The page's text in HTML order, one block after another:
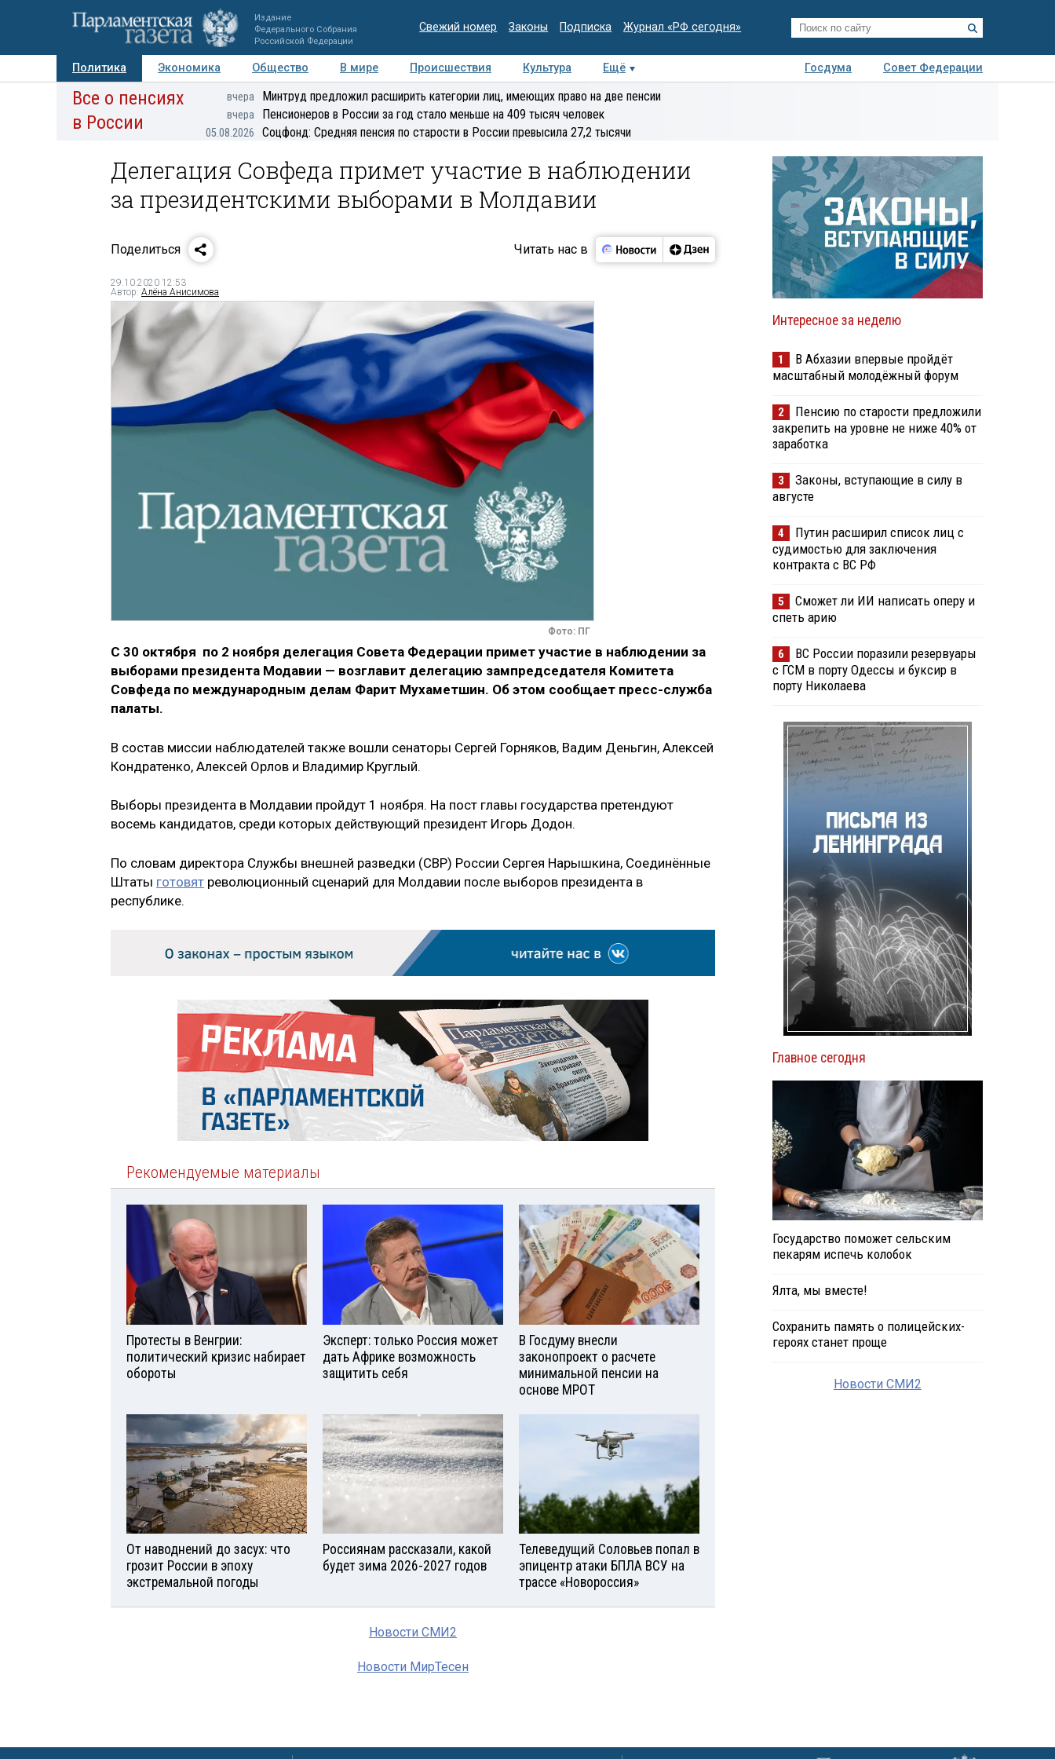
Издание
Федерального Собрания
Российской Федерации
Свежий номер Законы Подписка Журнал «РФ сегодня»
Политика Экономика Общество В мире Происшествия Культура Ещё Госдума
Совет Федерации
Авторы Персоны Мнения Регионы Медиацентр Интервью Колумнисты
Деловая
Все о пенсиях
в России
вчера Минтруд предложил расширить категории лиц, имеющих право на две пенсии
вчера Пенсионеров в России за год стало меньше на 409 тысяч человек
05.08.2026 Соцфонд: Средняя пенсия по старости в России превысила 27,2 тысячи
Делегация Совфеда примет участие в наблюдении
за президентскими выборами в Молдавии
Поделиться Читать нас в
29.10.2020 12:53
Автор: Алёна Анисимова
Фото: ПГ
С 30 октября по 2 ноября делегация Совета Федерации примет участие в наблюдении за
выборами президента Модавии — возглавит делегацию зампредседателя Комитета
Совфеда по международным делам Фарит Мухаметшин. Об этом сообщает пресс-служба
палаты.
В состав миссии наблюдателей также вошли сенаторы Сергей Горняков, Вадим Деньгин, Алексей
Кондратенко, Алексей Орлов и Владимир Круглый.
Выборы президента в Молдавии пройдут 1 ноября. На пост главы государства претендуют
восемь кандидатов, среди которых действующий президент Игорь Додон.
По словам директора Службы внешней разведки (СВР) России Сергея Нарышкина, Соединённые
Штаты готовят революционный сценарий для Молдавии после выборов президента в
республике.
Рекомендуемые материалы
Протесты в Венгрии:
политический кризис набирает
обороты
Эксперт: только Россия может
дать Африке возможность
защитить себя
В Госдуму внесли
законопроект о расчете
минимальной пенсии на
основе МРОТ
От наводнений до засух: что
грозит России в эпоху
экстремальной погоды
Россиянам рассказали, какой
будет зима 2026-2027 годов
Телеведущий Соловьев попал в
эпицентр атаки БПЛА ВСУ на
трассе «Новороссия»
Новости СМИ2
Новости МирТесен
Интересное за неделю
1
В Абхазии впервые пройдёт
масштабный молодёжный форум
2
Пенсию по старости предложили
закрепить на уровне не ниже 40% от
заработка
3
Законы, вступающие в силу в
августе
4
Путин расширил список лиц с
судимостью для заключения
контракта с ВС РФ
5
Сможет ли ИИ написать оперу и
спеть арию
6
ВС России поразили резервуары
с ГСМ в порту Одессы и буксир в
порту Николаева
Главное сегодня
Государство поможет сельским
пекарям испечь колобок
Ялта, мы вместе!
Сохранить память о полицейских-
героях станет проще
Новости СМИ2